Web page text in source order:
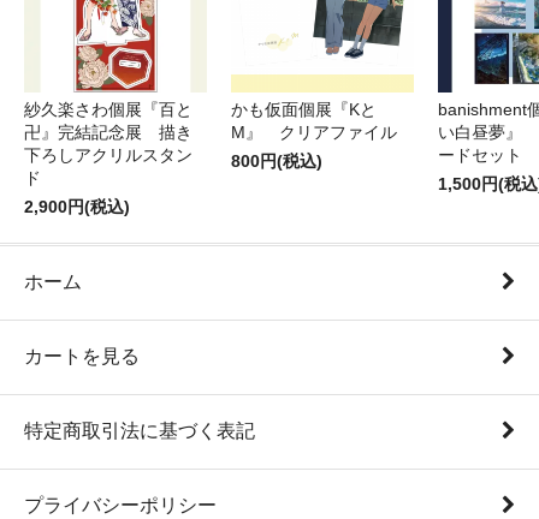
紗久楽さわ個展『百と
卍』完結記念展 描き
下ろしアクリルスタン
ド
2,900円(税込)
かも仮面個展『Kと
M』 クリアファイル
800円(税込)
banishment
い白昼夢』
ードセット
1,500円(税
ホーム
カートを見る
特定商取引法に基づく表記
プライバシーポリシー